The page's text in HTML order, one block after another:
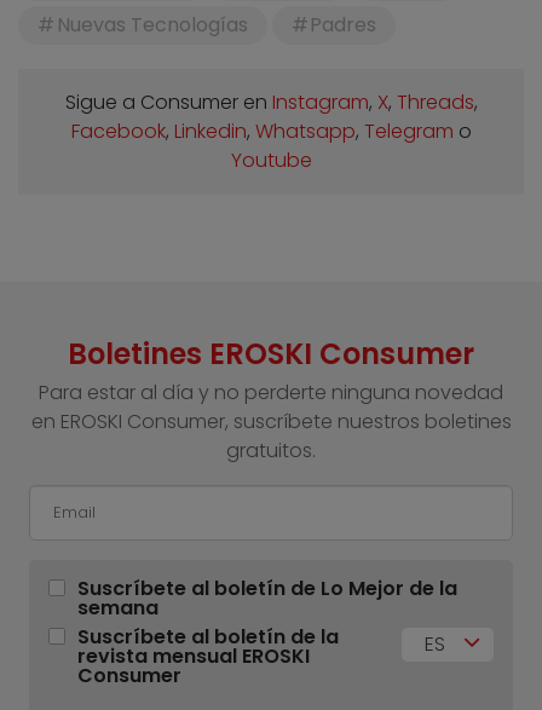
Nuevas Tecnologías Padres
Sigue a Consumer en Instagram, X, Threads,
Facebook, Linkedin, Whatsapp, Telegram o
Youtube
Boletines EROSKI Consumer
Para estar al día y no perderte ninguna novedad
en EROSKI Consumer, suscríbete nuestros boletines
gratuitos.
Suscríbete al boletín de Lo Mejor de la
semana
Suscríbete al boletín de la
revista mensual EROSKI
Consumer
ES